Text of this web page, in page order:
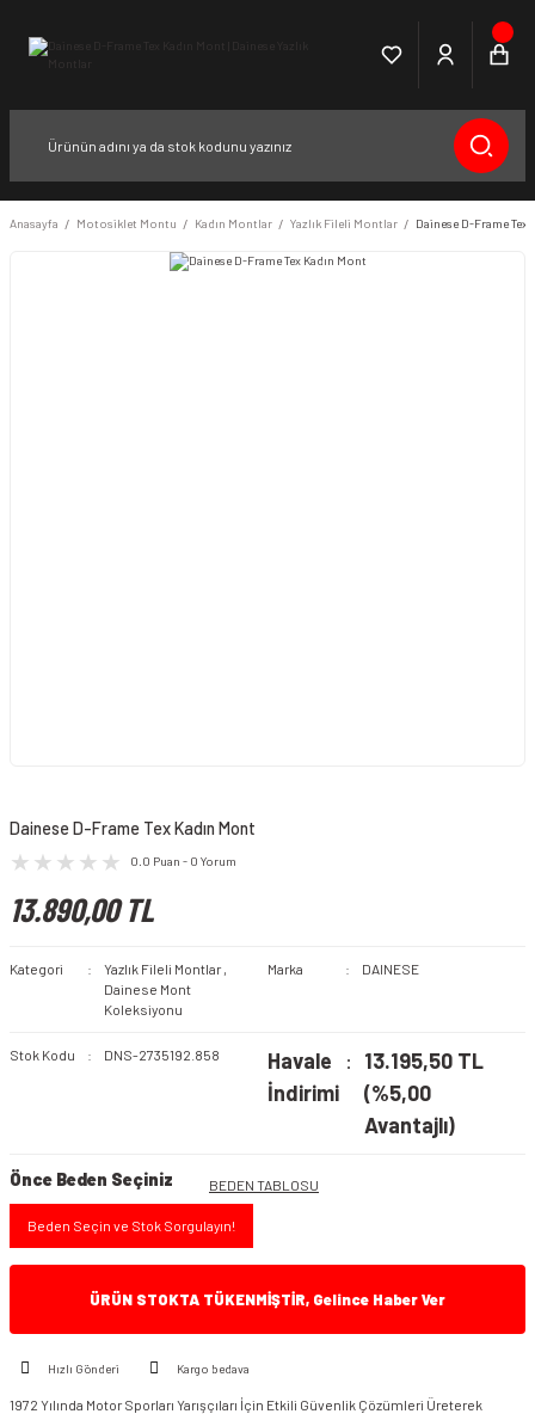
Anasayfa Motosiklet Montu Kadın Montlar Yazlık Fileli Montlar Dainese D-Frame Tex
Dainese D-Frame Tex Kadın Mont
0.0 Puan - 0 Yorum
13.890,00 TL
Kategori Yazlık Fileli Montlar ,
Dainese Mont
Koleksiyonu
Marka DAINESE
Stok Kodu DNS-2735192.858
Havale
İndirimi
13.195,50 TL
(%5,00
Avantajlı)
Önce Beden Seçiniz BEDEN TABLOSU
Beden Seçin ve Stok Sorgulayın!
ÜRÜN STOKTA TÜKENMİŞTİR, Gelince Haber Ver
Hızlı Gönderi Kargo bedava
1972 Yılında Motor Sporları Yarışçıları İçin Etkili Güvenlik Çözümleri Üreterek